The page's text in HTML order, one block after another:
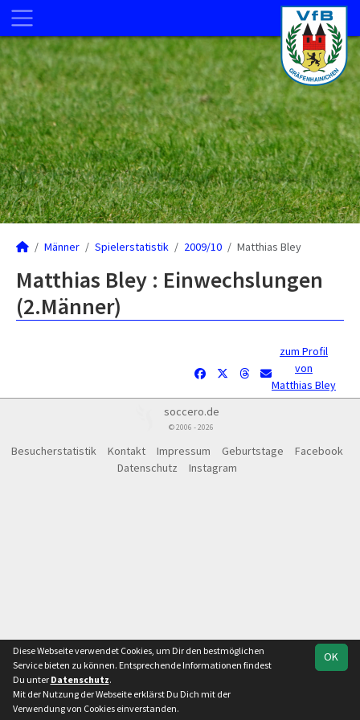
Männer Spielerstatistik 2009/10 Matthias Bley
Matthias Bley : Einwechslungen
(2.Männer)
zum Profil
von
Matthias Bley
soccero.de
© 2006 - 2026
Besucherstatistik Kontakt Impressum Geburtstage
Facebook
Datenschutz
Instagram
OK
Diese Webseite verwendet Cookies, um Dir den bestmöglichen
Service bieten zu können. Entsprechende Informationen findest
Du unter Datenschutz.
Mit der Nutzung der Webseite erklärst Du Dich mit der
Verwendung von Cookies einverstanden.